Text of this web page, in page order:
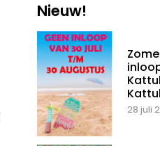
Nieuw!
28 juli